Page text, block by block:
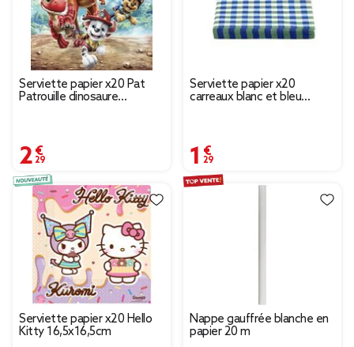
Serviette papier x20 Pat
Patrouille dinosaure
2,29 €
Serviette papier x20
carreaux blanc et bleu
1,29 €
Serviette papier x20 Hello
Kitty 16,5x16,5cm
Nappe gauffrée blanche en
papier 20 m